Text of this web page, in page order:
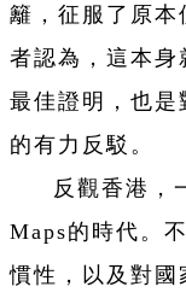
籬，征服了原
者認為，這本身
最佳證明，也是
的有力反駁。
反觀香港，
Maps的時代。
慣性，以及對國